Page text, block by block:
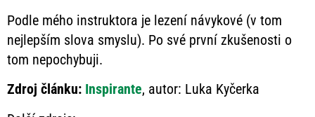
Podle mého instruktora je lezení návykové (v tom
nejlepším slova smyslu). Po své první zkušenosti o
tom nepochybuji.
Zdroj článku: Inspirante, autor: Luka Kyčerka